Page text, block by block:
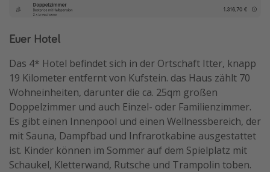
Euer Hotel
Das 4* Hotel befindet sich in der Ortschaft Itter, knapp
19 Kilometer entfernt von Kufstein. das Haus zählt 70
Wohneinheiten, darunter die ca. 25qm großen
Doppelzimmer und auch Einzel- oder Familienzimmer.
Es gibt einen Innenpool und einen Wellnessbereich, der
mit Sauna, Dampfbad und Infrarotkabine ausgestattet
ist. Kinder können im Sommer auf dem Spielplatz mit
Schaukel, Kletterwand, Rutsche und Trampolin toben.